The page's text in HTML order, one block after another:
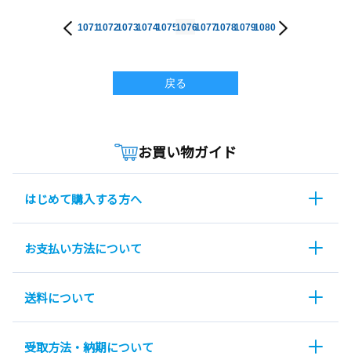
1071107210731074107510761077107810791080
戻る
お買い物ガイド
はじめて購入する方へ
お支払い方法について
送料について
受取方法・納期について